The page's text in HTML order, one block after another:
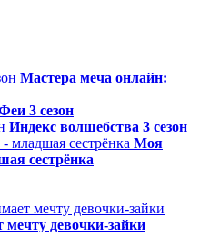
Мастера меча онлайн:
3 сезон
Индекс волшебства 3 сезон
Моя
сестрёнка
девочки-зайки